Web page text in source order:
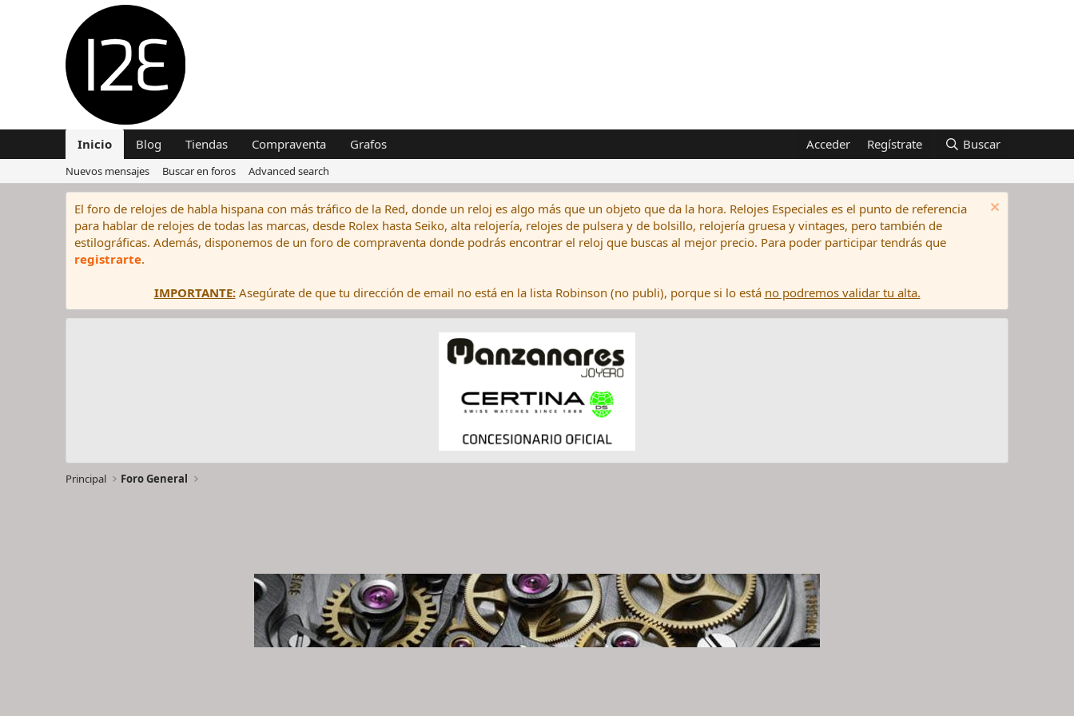
Inicio Blog Tiendas Compraventa Grafos Acceder Regístrate Buscar
Nuevos mensajes Buscar en foros Advanced search
El foro de relojes de habla hispana con más tráfico de la Red, donde un reloj es algo más que un objeto que da la hora. Relojes Especiales es el punto de referencia
para hablar de relojes de todas las marcas, desde Rolex hasta Seiko, alta relojería, relojes de pulsera y de bolsillo, relojería gruesa y vintages, pero también de
estilográficas. Además, disponemos de un foro de compraventa donde podrás encontrar el reloj que buscas al mejor precio. Para poder participar tendrás que
registrarte.
IMPORTANTE:Asegúrate de que tu dirección de email no está en la lista Robinson (no publi), porque si lo está no podremos validar tu alta.
Principal Foro General